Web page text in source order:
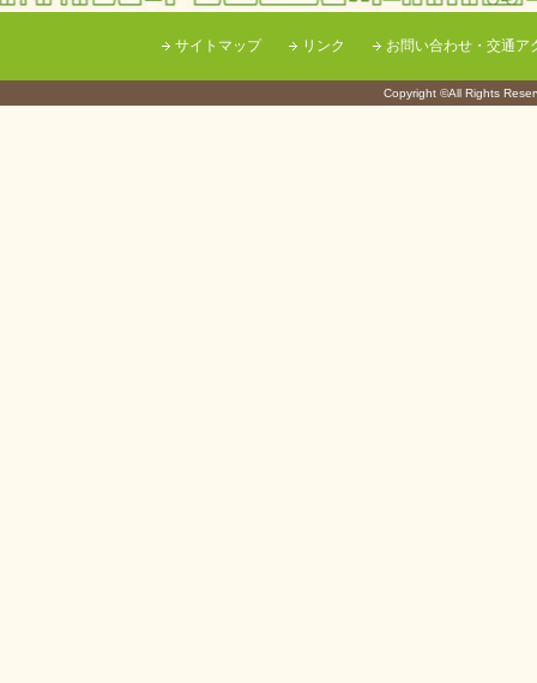
サイトマップ リンク お問い合わせ・交通ア
Copyright ©All Rights